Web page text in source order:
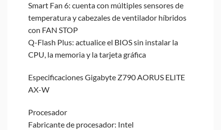
Smart Fan 6: cuenta con múltiples sensores de
temperatura y cabezales de ventilador híbridos
con FAN STOP
Q-Flash Plus: actualice el BIOS sin instalar la
CPU, la memoria y la tarjeta gráfica
Especificaciones Gigabyte Z790 AORUS ELITE
AX-W
Procesador
Fabricante de procesador: Intel